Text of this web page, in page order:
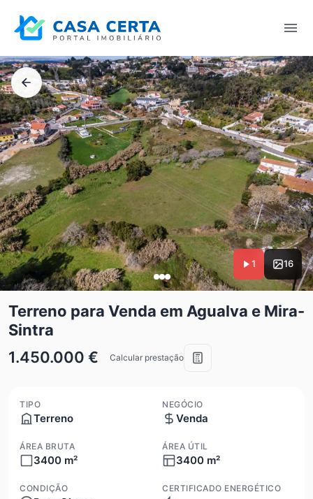
1 16
Terreno para Venda em Agualva e Mira-
Sintra
1.450.000 €
Calcular prestação
TIPO
Terreno
NEGÓCIO
Venda
ÁREA BRUTA
3400 m²
ÁREA ÚTIL
3400 m²
CONDIÇÃO
CERTIFICADO ENERGÉTICO